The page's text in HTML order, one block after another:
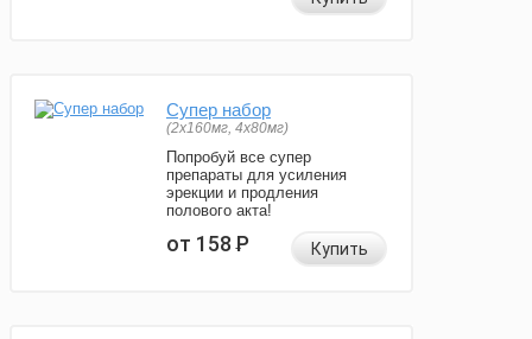
Супер набор
(2х160мг, 4х80мг)
Попробуй все супер
препараты для усиления
эрекции и продления
полового акта!
от 158Р Купить